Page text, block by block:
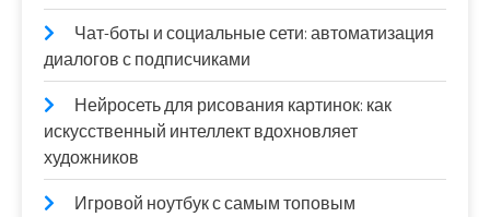
Чат-боты и социальные сети: автоматизация
диалогов с подписчиками
Нейросеть для рисования картинок: как
искусственный интеллект вдохновляет
художников
Игровой ноутбук с самым топовым